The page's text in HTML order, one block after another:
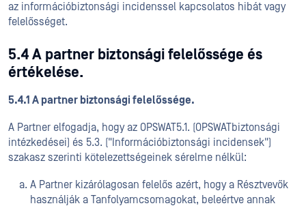
az információbiztonsági incidenssel kapcsolatos hibát vagy
felelősséget.
5.4 A partner biztonsági felelőssége és
értékelése.
5.4.1 A partner biztonsági felelőssége.
A Partner elfogadja, hogy az OPSWAT5.1. (OPSWATbiztonsági
intézkedései) és 5.3. ("Információbiztonsági incidensek")
szakasz szerinti kötelezettségeinek sérelme nélkül:
A Partner kizárólagosan felelős azért, hogy a Résztvevők
használják a Tanfolyamcsomagokat, beleértve annak